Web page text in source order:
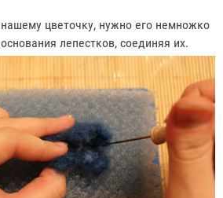
цветочку, нужно его немножко
лепестков, соединяя их.